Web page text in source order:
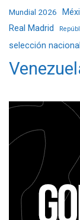
Mundial 2026
Real Madrid
selección nacional